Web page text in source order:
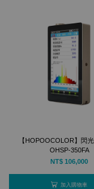
【HOPOOCOLOR】閃
OHSP-350FA
NT$ 106,000
加入購物車